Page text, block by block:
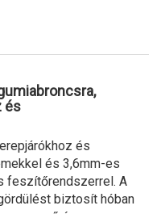
és
és
és 3,6mm-es
feszítőrendszerrel. A
biztosít hóban